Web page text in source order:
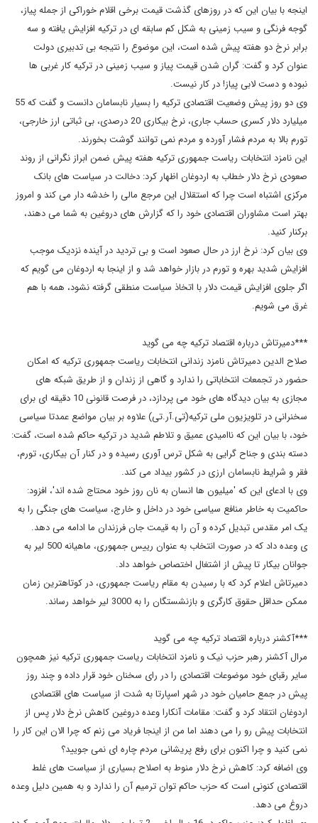
اینجه با بیان این که در روزهای گذشت قیمت برخی اقلام خوراکی از جمله پیاز،
گوجه فرنگی و سیب زمینی به شکل کم سابقه ای در ترکیه افزایش یافته و سه
برابر نرخ دو هفته پیش شده است، این موضوع را نتیجه بی تدبیری دولت
عنوان کرد و گفت: گران شدن قیمت پیاز و سیب زمینی در ترکیه کار غربی ها
نبوده و دست لابی پیاز! در کار نیست.
وی دو روز پیش وضعیت اقتصادی ترکیه را بسیار نابسامان دانست و گفت که 55
میلیارد دلار کسری حساب جاری، نرخ بیکاری 20 درصدی، بی ثباتی ارز خارجی،
تورم بالا به مردم فشار آورده و مردم نمی توانند گوشت بخورند.
این نامزد انتخابات ریاست جمهوری ترکیه هفته پیش ضمن ابراز نگرانی از روند
صعودی نرخ دلار خطاب به اردوغان اظهار کرد: دخالت در سیاست های بانک
مرکزی اشتباه است چرا که استقلال این مرجع مالی را خدشه دار می کند و امروز
بهتر است مشاوران اقتصادی خود را که گزارش های دروغین به شما می دهند،
برکنار کنید.
وی بیان کرد: نرخ ارز در حال صعود است و بی تردید در آینده نزدیک موجب
افزایش شدید بهره و تورم در بازار خواهد شد و از اینجا به اردوغان می گویم که
اگر جلوی افزایش قیمت دلار با اتخاذ سیاست منطقی گرفته نشود، همه با هم
غرق می شویم.
***دمیرتاش درباره اقتصاد ترکیه چه می گوید
صلاح الدین دمیرتاش نامزد زندانی انتخابات ریاست جمهوری ترکیه که امکان
حضور در تجمعات انتخاباتی را ندارد و گاهی از زندان و از طریق شبکه های
مجازی به بیان دیدگاه های خود می پردازد، در فرصت قانونی 10 دقیقه ای برای
سخنرانی در تلویزیون ملی ترکیه(تی.آر.تی) علاوه بر بیان مواضع عمدتا سیاسی
خود، با بیان این که ناامیدی عمیق و تلاطم شدید در ترکیه حاکم شده است، گفت:
دسته بندی و جناح گرایی به شکل ترس آوری رسیده و در کنار آن بیکاری، تورم،
فقر و شرایط نابسامان ارزی در کشور بیداد می کند.
وی با ادعای این که 'میلیون ها انسان به نان روز خود محتاج شده اند'، افزود:
حاکمیت به خاطر منافع سیاسی خود در داخل و خارج، سیاست های جنگی را به
یک امر مقدس تبدیل کرده و آن را به قیمت جان فرزندان ما ادامه می دهد.
ی وعده داد که در صورت انتخاب به عنوان رییس جمهوری، ماهیانه 500 لیر به
جوانان بیکار تا پیش از اشتغال اختصاص خواهد داد.
دمیرتاش اعلام کرد که با رسیدن به مقام ریاست جمهوری، در کوتاهترین زمان
ممکن حداقل حقوق کارگری و بازنشستگان را به 3000 لیر خواهد رساند.
***آکشنر درباره اقتصاد ترکیه چه می گوید
مرال آکشنر رهبر حزب نیک و نامزد انتخابات ریاست جمهوری ترکیه نیز همچون
سایر رقبای خود موضوعات اقتصادی را در رای سخنان خود قرار داده و چند روز
پیش در جمع حامیان خود در شهر اسپارتا به شدت از سیاست های اقتصادی
اردوغان انتقاد کرد و گفت: مقامات آنکارا وعده دروغین کاهش نرخ دلار پس از
انتخابات پیش رو را می دهند اما من از اینجا فریاد می زنم که چرا الان این کار را
نمی کنید و چرا اکنون برای رفع پریشانی مردم چاره ای نمی جویید؟
وی اضافه کرد: کاهش نرخ دلار منوط به اصلاح بسیاری از سیاست های غلط
اقتصادی کنونی است که حزب حاکم توان ترمیم آن را ندارد و به همین دلیل وعده
دروغ می دهد.